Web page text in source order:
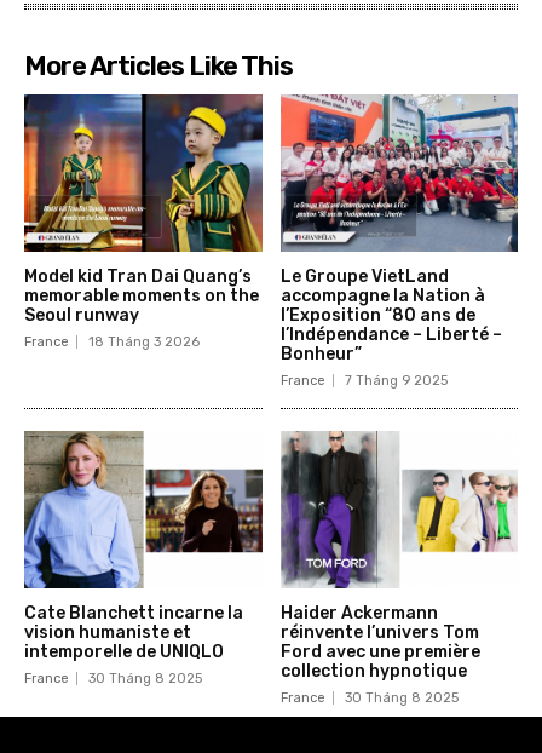
More Articles Like This
Model kid Tran Dai Quang’s
memorable moments on the
Seoul runway
France 18 Tháng 3 2026
Le Groupe VietLand
accompagne la Nation à
l’Exposition “80 ans de
l’Indépendance – Liberté –
Bonheur”
France 7 Tháng 9 2025
Cate Blanchett incarne la
vision humaniste et
intemporelle de UNIQLO
France 30 Tháng 8 2025
Haider Ackermann
réinvente l’univers Tom
Ford avec une première
collection hypnotique
France 30 Tháng 8 2025